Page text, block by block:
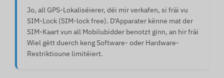
Jo, all GPS-Lokaliséierer, déi mir verkafen, si fräi vu
SIM-Lock (SIM-lock free). D'Apparater kënne mat der
SIM-Kaart vun all Mobilubidder benotzt ginn, an hir fräi
Wiel gëtt duerch keng Software- oder Hardware-
Restriktioune limitéiert.